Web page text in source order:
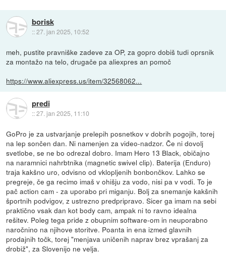
borisk
::27. jan 2025, 10:52
meh, pustite pravniške zadeve za OP, za gopro dobiš tudi oprsnik
za montažo na telo, drugače pa aliexpres an pomoč
https://www.aliexpress.us/item/32568062...
predi
::27. jan 2025, 11:10
GoPro je za ustvarjanje prelepih posnetkov v dobrih pogojih, torej
na lep sončen dan. Ni namenjen za video-nadzor. Če ni dovolj
svetlobe, se ne bo odrezal dobro. Imam Hero 13 Black, običajno
na naramnici nahrbtnika (magnetic swivel clip). Baterija (Enduro)
traja kakšno uro, odvisno od vklopljenih bonbončkov. Lahko se
pregreje, če ga recimo imaš v ohišju za vodo, nisi pa v vodi. To je
pač action cam - za uporabo pri miganju. Bolj za snemanje kakšnih
športnih podvigov, z ustrezno predpripravo. Sicer ga imam na sebi
praktično vsak dan kot body cam, ampak ni to ravno idealna
rešitev. Poleg tega pride z obupnim software-om in neuporabno
naročnino na njihove storitve. Poanta in ena izmed glavnih
prodajnih točk, torej "menjava uničenih naprav brez vprašanj za
drobiž", za Slovenijo ne velja.